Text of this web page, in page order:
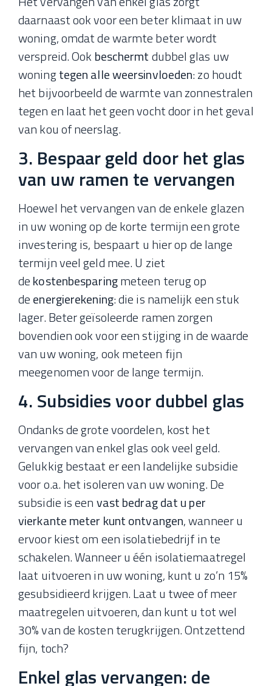
daarnaast ook voor een beter klimaat in uw
woning, omdat de warmte beter wordt
verspreid. Ook beschermtdubbel glas uw
woningtegen alle weersinvloeden: zo houdt
het bijvoorbeeld de warmte van zonnestralen
tegen en laat het geen vocht door in het geval
van kou of neerslag.
3. Bespaar geld door het glas
van uw ramen te vervangen
Hoewel het vervangen van de enkele glazen
in uw woning op de korte termijn een grote
investering is, bespaart u hier op de lange
termijn veel geld mee. U ziet
dekostenbesparingmeteen terug op
deenergierekening: die is namelijk een stuk
lager. Beter geïsoleerde ramen zorgen
bovendien ook voor een stijging in de waarde
van uw woning, ook meteen fijn
meegenomen voor de lange termijn.
4. Subsidies voor dubbel glas
Ondanks de grote voordelen, kost het
vervangen van enkel glas ook veel geld.
Gelukkig bestaat er een landelijke subsidie
voor o.a. het isoleren van uw woning. De
subsidie is eenvast bedrag dat u per
vierkante meter kunt ontvangen, wanneer u
ervoor kiest om een isolatiebedrijf in te
schakelen. Wanneer u één isolatiemaatregel
laat uitvoeren in uw woning, kunt u zo’n 15%
gesubsidieerd krijgen. Laat u twee of meer
maatregelen uitvoeren, dan kunt u tot wel
30% van de kosten terugkrijgen. Ontzettend
fijn, toch?
Enkel glas vervangen: de